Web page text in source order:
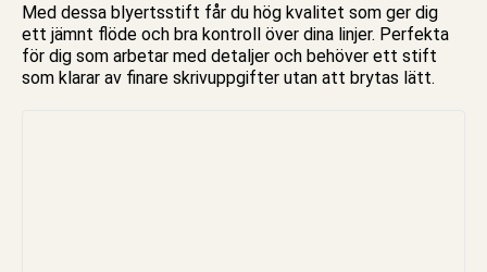
Med dessa blyertsstift får du hög kvalitet som ger dig
ett jämnt flöde och bra kontroll över dina linjer. Perfekta
för dig som arbetar med detaljer och behöver ett stift
som klarar av finare skrivuppgifter utan att brytas lätt.